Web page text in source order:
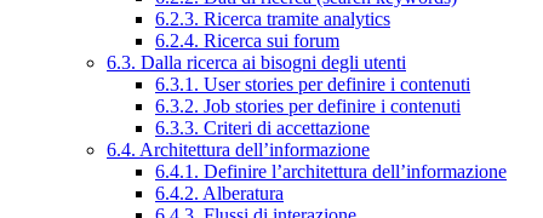
6.2.3. Ricerca tramite analytics
6.2.4. Ricerca sui forum
6.3. Dalla ricerca ai bisogni degli utenti
6.3.1. User stories per definire i contenuti
6.3.2. Job stories per definire i contenuti
6.3.3. Criteri di accettazione
6.4. Architettura dell’informazione
6.4.1. Definire l’architettura dell’informazione
6.4.2. Alberatura